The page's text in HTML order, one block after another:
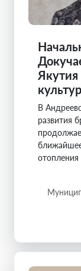
Якутия
В
развития